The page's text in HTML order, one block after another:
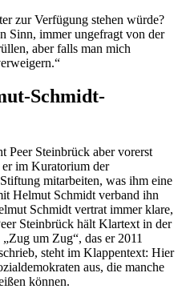
zur Verfügung stehen würde?
Sinn, immer ungefragt von der
aber falls man mich
Schmidt-
Peer Steinbrück aber vorerst
im Kuratorium der
mitarbeiten, was ihm eine
Helmut Schmidt verband ihn
Schmidt vertrat immer klare,
Steinbrück hält Klartext in der
um Zug“, das er 2011
steht im Klappentext: Hier
aus, die manche
können.